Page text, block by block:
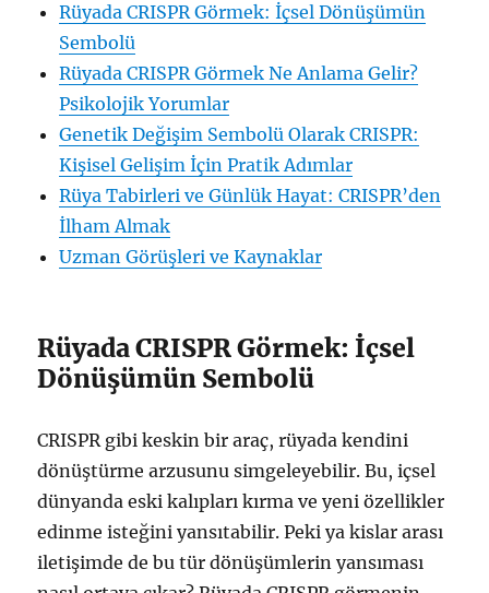
Rüyada CRISPR Görmek: İçsel Dönüşümün
Sembolü
Rüyada CRISPR Görmek Ne Anlama Gelir?
Psikolojik Yorumlar
Genetik Değişim Sembolü Olarak CRISPR:
Kişisel Gelişim İçin Pratik Adımlar
Rüya Tabirleri ve Günlük Hayat: CRISPR’den
İlham Almak
Uzman Görüşleri ve Kaynaklar
Rüyada CRISPR Görmek: İçsel
Dönüşümün Sembolü
CRISPR gibi keskin bir araç, rüyada kendini
dönüştürme arzusunu simgeleyebilir. Bu, içsel
dünyanda eski kalıpları kırma ve yeni özellikler
edinme isteğini yansıtabilir. Peki ya kislar arası
iletişimde de bu tür dönüşümlerin yansıması